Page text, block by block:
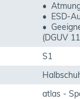
•
• ESD-
•
(DGUV
S1
atlas -